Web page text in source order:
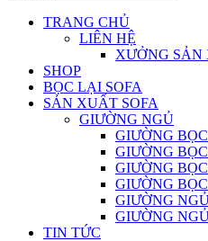
TRANG CHỦ
LIÊN HỆ
XƯỞNG SẢN
SHOP
BỌC LẠI SOFA
SẢN XUẤT SOFA
GIƯỜNG NGỦ
GIƯỜNG
GIƯỜNG
GIƯỜNG
GIƯỜNG
GIƯỜNG
GIƯỜNG
TIN TỨC